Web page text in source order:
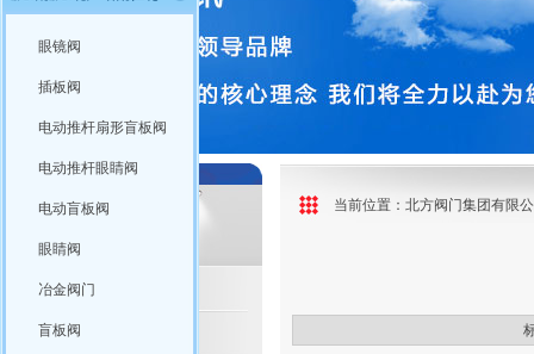
脱硫脱硝产品推荐
脱硫脱硝阀门系列
当前位置： 北方阀门集团有限
眼镜阀
插板阀
电动推杆扇形盲板阀
电动推杆眼睛阀
电动盲板阀
眼睛阀
冶金阀门
盲板阀